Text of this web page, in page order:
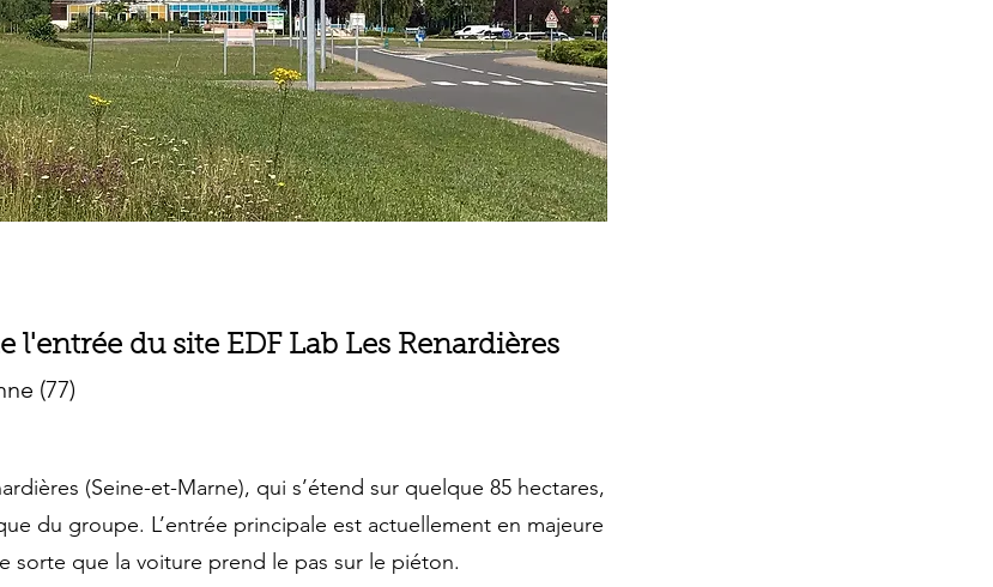
l'entrée du site EDF Lab Les Renardières
(77)
(Seine-et-Marne), qui s’étend sur quelque 85 hectares,
du groupe. L’entrée principale est actuellement en majeure
sorte que la voiture prend le pas sur le piéton.